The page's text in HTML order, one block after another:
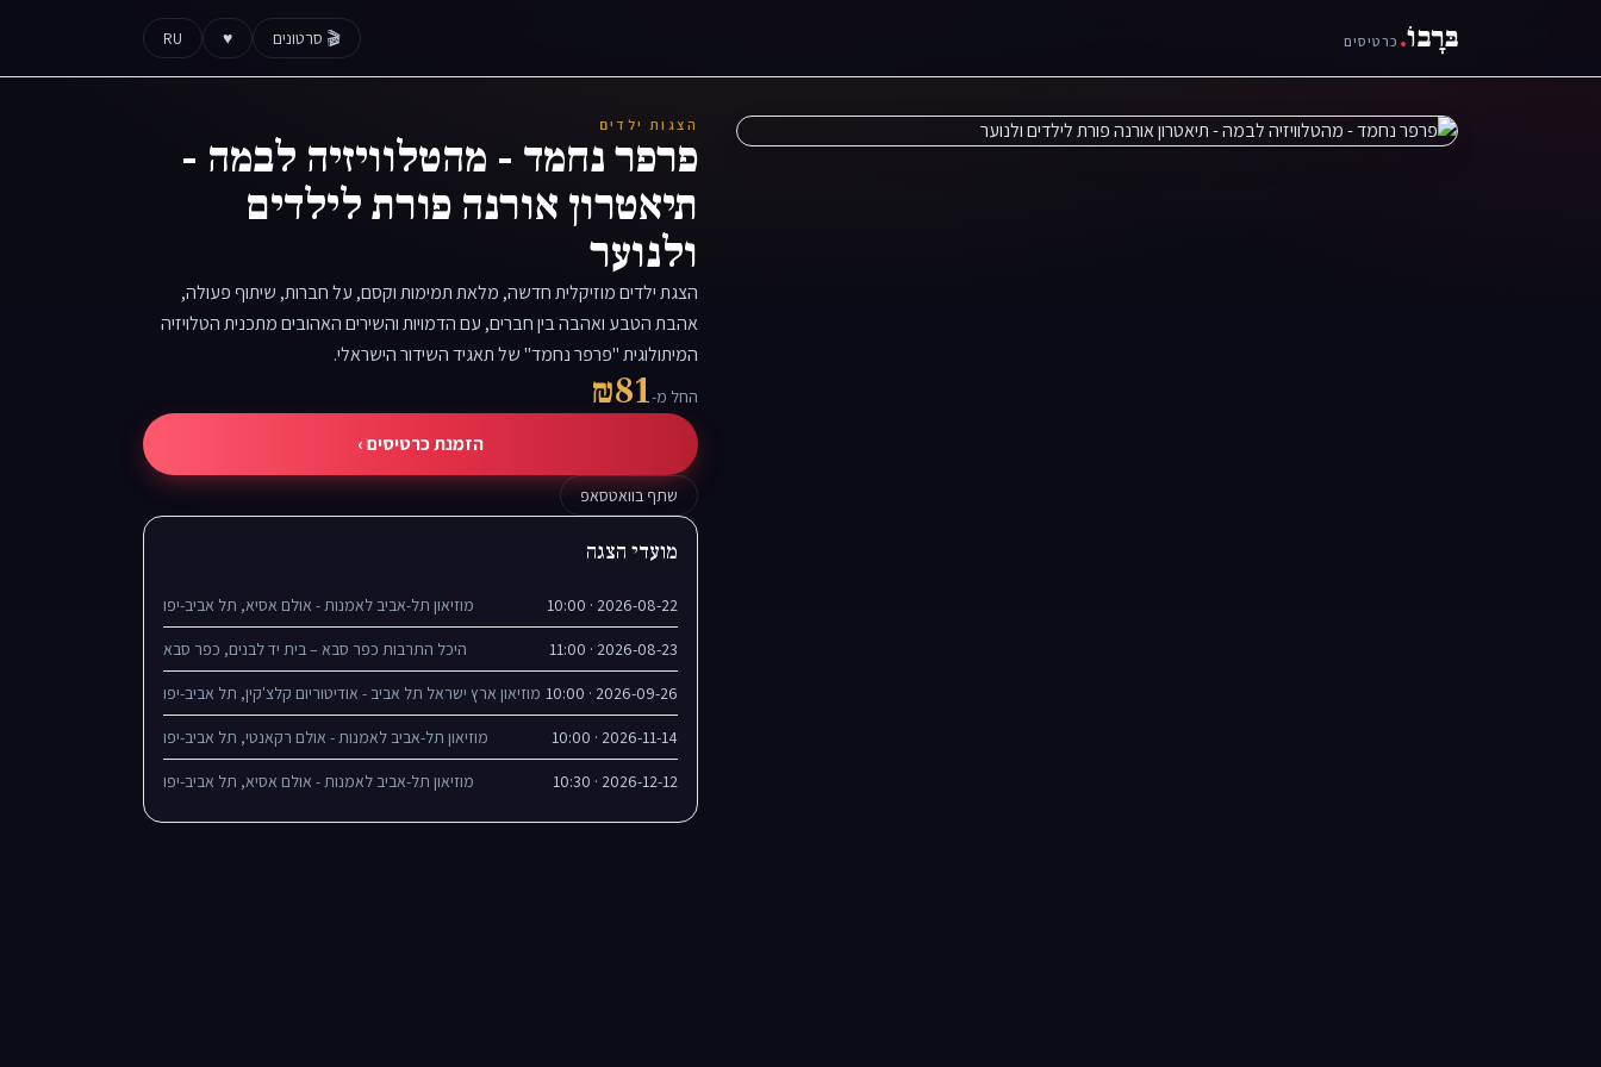
בּרָבוֹ. כרטיסים 🎬 סרטונים ♥
RU
הצגות ילדים
פרפר נחמד - מהטלוויזיה לבמה -
תיאטרון אורנה פורת לילדים
ולנוער
הצגת ילדים מוזיקלית חדשה, מלאת תמימות וקסם, על חברות, שיתוף פעולה,
אהבת הטבע ואהבה בין חברים, עם הדמויות והשירים האהובים מתכנית הטלויזיה
המיתולוגית "פרפר נחמד" של תאגיד השידור הישראלי.
החל מ-₪81
הזמנת כרטיסים ›
שתף בוואטסאפ
מועדי הצגה
2026-08-22 · 10:00 מוזיאון תל-אביב לאמנות - אולם אסיא, תל אביב-יפו
2026-08-23 · 11:00 היכל התרבות כפר סבא – בית יד לבנים, כפר סבא
2026-09-26 · 10:00 מוזיאון ארץ ישראל תל אביב - אודיטוריום קלצ'קין, תל אביב-יפו
2026-11-14 · 10:00 מוזיאון תל-אביב לאמנות - אולם רקאנטי, תל אביב-יפו
2026-12-12 · 10:30 מוזיאון תל-אביב לאמנות - אולם אסיא, תל אביב-יפו